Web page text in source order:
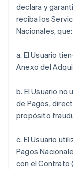
declara y
reciba los
Nacionales, que:
a. El Usuario
Anexo del
b. El Usuario
de Pagos,
propósito
c. El Usuario
Pagos
con el Contrato